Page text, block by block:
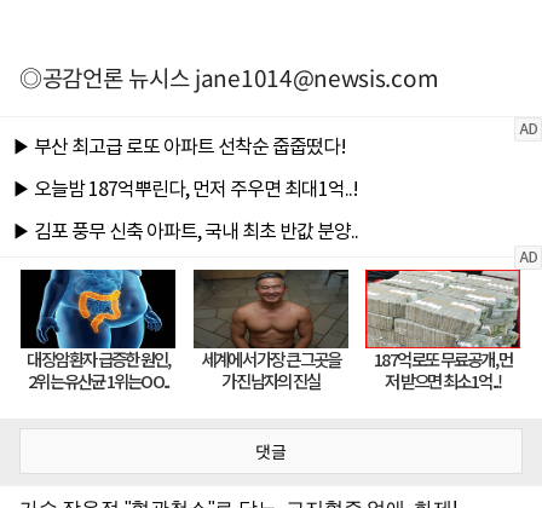
◎공감언론 뉴시스jane1014@newsis.com
댓글